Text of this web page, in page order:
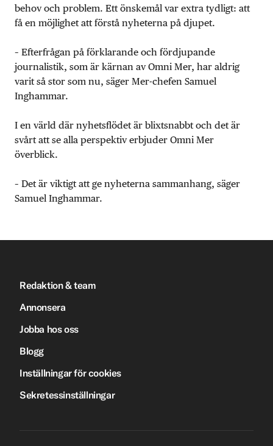
behov och problem. Ett önskemål var extra tydligt: att
få en möjlighet att förstå nyheterna på djupet.
– Efterfrågan på förklarande och fördjupande
journalistik, som är kärnan av Omni Mer, har aldrig
varit så stor som nu, säger Mer-chefen Samuel
Inghammar.
I en värld där nyhetsflödet är blixtsnabbt och det är
svårt att se alla perspektiv erbjuder Omni Mer
överblick.
– Det är viktigt att ge nyheterna sammanhang, säger
Samuel Inghammar.
Redaktion & team
Annonsera
Jobba hos oss
Blogg
Inställningar för cookies
Sekretessinställningar